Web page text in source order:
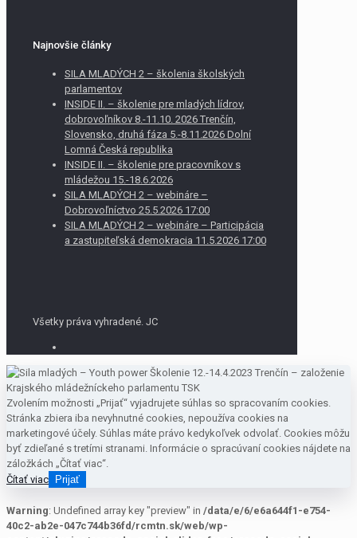
Najnovšie články
SILA MLADÝCH 2 – školenia školských
parlamentov
INSIDE II. – školenie pre mladých lídrov,
dobrovoľníkov 8.-11.10. 2026 Trenčín,
Slovensko, druhá fáza 5.-8.11.2026 Dolní
Lomná Česká republika
INSIDE II. – školenie pre pracovníkov s
mládežou 15.-18.6.2026
SILA MLADÝCH 2 – webináre –
Dobrovoľníctvo 25.5.2026 17:00
SILA MLADÝCH 2 – webináre – Participácia
a zastupiteľská demokracia 11.5.2026 17:00
Všetky práva vyhradené. JC
Zvolením možnosti „Prijať“ vyjadrujete súhlas so spracovaním cookies.
Stránka zbiera iba nevyhnutné cookies, nepoužíva cookies na
marketingové účely. Súhlas máte právo kedykoľvek odvolať. Cookies môžu
byť zdieľané s tretími stranami. Informácie o spracúvaní cookies nájdete na
záložkách „Čítať viac“.
Čítať viac
Prijať
Warning: Undefined array key "preview" in /data/e/6/e6a644f1-e754-
40c2-ab2e-047c744b36fd/rcmtn.sk/web/wp-